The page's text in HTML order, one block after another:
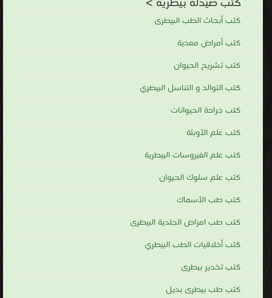
كتب أبحاث الطب البيطرى
كتب أمراض معدية
كتب تشريح الحيوان
كتب التوالد و التناسل البيطري
كتب جراحة الحيوانات
كتب علم الأوبئة
كتب علم الفيروسات البيطرية
كتب علم سلوك الحيوان
كتب طب الأسماك
كتب طب امراض الجلدية البيطرى
كتب أخلاقيات الطب البيطري
كتب تخدير بيطرى
كتب طب بيطرى بديل